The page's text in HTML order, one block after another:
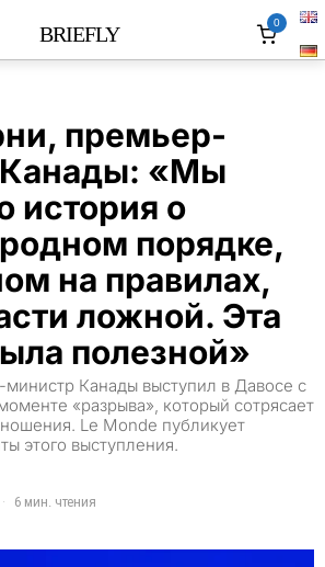
BRIEFLY 0
премьер-
«Мы
история о
порядке,
на правилах,
ложной. Эта
полезной»
Канады выступил в Давосе с
«разрыва», который сотрясает
Le Monde публикует
этого выступления.
6 мин. чтения